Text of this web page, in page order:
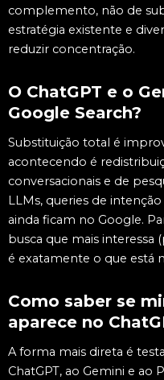
complemento, não de
estratégia existente e
reduzir concentração.
O ChatGPT e o
Google Search?
Substituição total é
acontecendo é
conversacionais e de
LLMs, queries de
ainda ficam no Google.
busca que mais interessa
é exatamente o que está
Como saber se
aparece no
A forma mais direta é
ChatGPT, ao Gemini e ao